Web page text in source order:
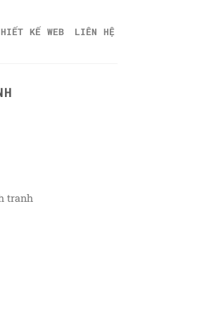
KẾ WEB LIÊN HỆ
tranh